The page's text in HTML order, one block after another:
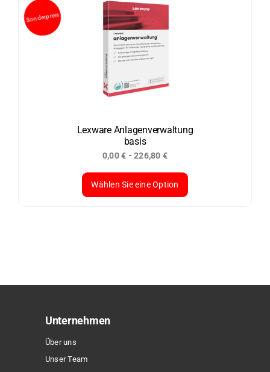
mehrere
Varianten
Optionen
können
der
Produktseite
gewählt
werden
Lexware Anlagenverwaltung
basis
0,00€ -226,80 €
Wählen Sie eine Option
auf.
Optionen
Unternehmen
Über uns
Unser Team